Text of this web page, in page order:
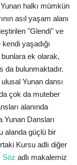
halkı mümkün
asıl yaşam alanı
"Glendi" ve
yaşadığı
bunlara ek olarak,
da bulunmaktadır.
Yunan dansı
çok da muteber
alanında
Yunan Dansları
alanda güçlü bir
Kursu adlı diğer
Söz adlı makalemiz